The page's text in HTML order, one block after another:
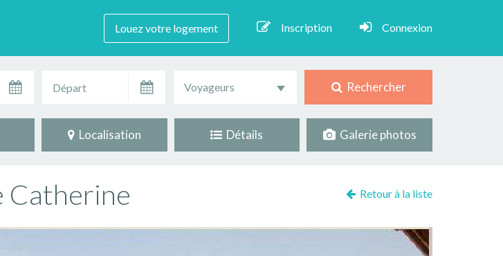
Louez votre logement Inscription Connexion
Voyageurs Rechercher
Localisation Détails Galerie photos
Catherine Retour à la liste